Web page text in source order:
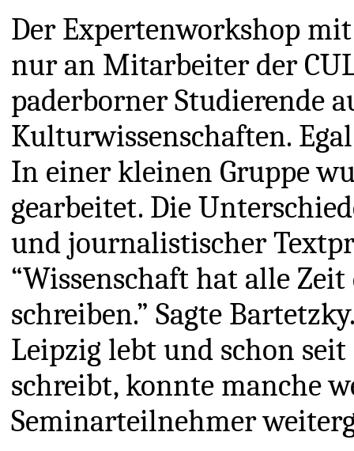
Der Expertenworkshop
nur an Mitarbeiter der
paderborner Studierende
Kulturwissenschaften.
In einer kleinen Gruppe
gearbeitet. Die
und journalistischer
“Wissenschaft hat alle
schreiben.” Sagte
Leipzig lebt und schon
schreibt, konnte manche
Seminarteilnehmer